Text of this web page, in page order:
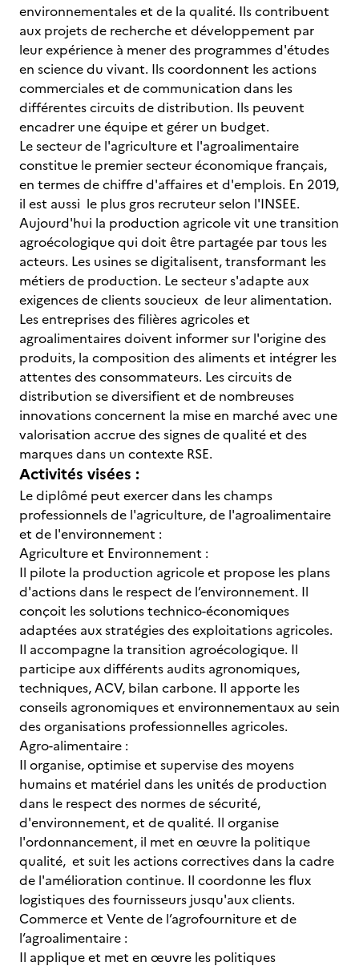
environnementales et de la qualité. Ils contribuent
aux projets de recherche et développement par
leur expérience à mener des programmes d'études
en science du vivant. Ils coordonnent les actions
commerciales et de communication dans les
différentes circuits de distribution. Ils peuvent
encadrer une équipe et gérer un budget.
Le secteur de l'agriculture et l'agroalimentaire
constitue le premier secteur économique français,
en termes de chiffre d'affaires et d'emplois. En 2019,
il est aussi le plus gros recruteur selon l'INSEE.
Aujourd'hui la production agricole vit une transition
agroécologique qui doit être partagée par tous les
acteurs. Les usines se digitalisent, transformant les
métiers de production. Le secteur s'adapte aux
exigences de clients soucieux de leur alimentation.
Les entreprises des filières agricoles et
agroalimentaires doivent informer sur l'origine des
produits, la composition des aliments et intégrer les
attentes des consommateurs. Les circuits de
distribution se diversifient et de nombreuses
innovations concernent la mise en marché avec une
valorisation accrue des signes de qualité et des
marques dans un contexte RSE.
Activités visées :
Le diplômé peut exercer dans les champs
professionnels de l'agriculture, de l'agroalimentaire
et de l'environnement :
Agriculture et Environnement :
Il pilote la production agricole et propose les plans
d'actions dans le respect de l’environnement. Il
conçoit les solutions technico-économiques
adaptées aux stratégies des exploitations agricoles.
Il accompagne la transition agroécologique. Il
participe aux différents audits agronomiques,
techniques, ACV, bilan carbone. Il apporte les
conseils agronomiques et environnementaux au sein
des organisations professionnelles agricoles.
Agro-alimentaire :
Il organise, optimise et supervise des moyens
humains et matériel dans les unités de production
dans le respect des normes de sécurité,
d'environnement, et de qualité. Il organise
l'ordonnancement, il met en œuvre la politique
qualité, et suit les actions correctives dans la cadre
de l'amélioration continue. Il coordonne les flux
logistiques des fournisseurs jusqu'aux clients.
Commerce et Vente de l’agrofourniture et de
l’agroalimentaire :
Il applique et met en œuvre les politiques